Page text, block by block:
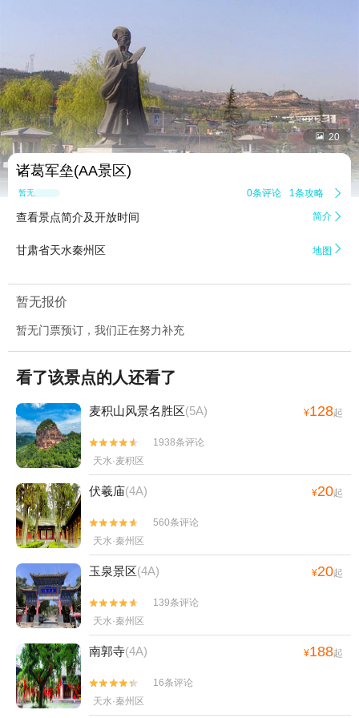
 20
诸葛军垒(AA景区)
暂无点评 0条评论 1条攻略 
查看景点简介及开放时间 简介 
甘肃省天水秦州区 地图 
暂无报价
暂无门票预订，我们正在努力补充
看了该景点的人还看了
麦积山风景名胜区(5A) ¥128起


1938条评论
天水·麦积区
伏羲庙(4A) ¥20起


560条评论
天水·秦州区
玉泉景区(4A) ¥20起


139条评论
天水·秦州区
南郭寺(4A) ¥188起


16条评论
天水·秦州区